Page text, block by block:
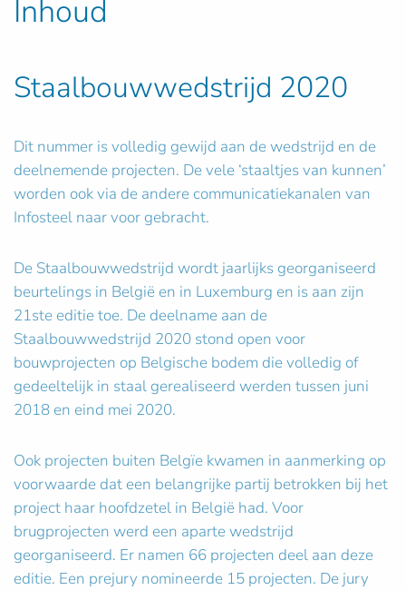
Inhoud
Staalbouwwedstrijd 2020
Dit nummer is volledig gewijd aan de wedstrijd en de
deelnemende projecten. De vele ‘staaltjes van kunnen’
worden ook via de andere communicatiekanalen van
Infosteel naar voor gebracht.
De Staalbouwwedstrijd wordt jaarlijks georganiseerd
beurtelings in België en in Luxemburg en is aan zijn
21ste editie toe. De deelname aan de
Staalbouwwedstrijd 2020 stond open voor
bouwprojecten op Belgische bodem die volledig of
gedeeltelijk in staal gerealiseerd werden tussen juni
2018 en eind mei 2020.
Ook projecten buiten Belgïe kwamen in aanmerking op
voorwaarde dat een belangrijke partij betrokken bij het
project haar hoofdzetel in België had. Voor
brugprojecten werd een aparte wedstrijd
georganiseerd. Er namen 66 projecten deel aan deze
editie. Een prejury nomineerde 15 projecten. De jury